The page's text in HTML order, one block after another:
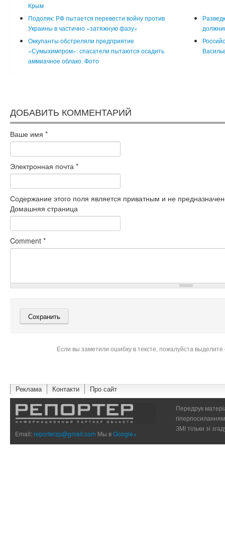
Крым
Подоляк: РФ пытается перевести войну против
Украины в частично «затяжную фазу»
Оккупанты обстреляли предприятие
«Сумыхимпром»: спасатели пытаются осадить
аммиачное облако. Фото
ДОБАВИТЬ КОММЕНТАРИЙ
Ваше имя *
Электронная почта *
Содержание этого поля является приватным и не
Домашняя страница
Comment *
Если вы заметили ошибку в тексте, пожалуйста
Реклама Контакти Про сайт
Email:reporterzp@gmail.com Мы вGoogle+
Передрук
ЗМІ тільки зі